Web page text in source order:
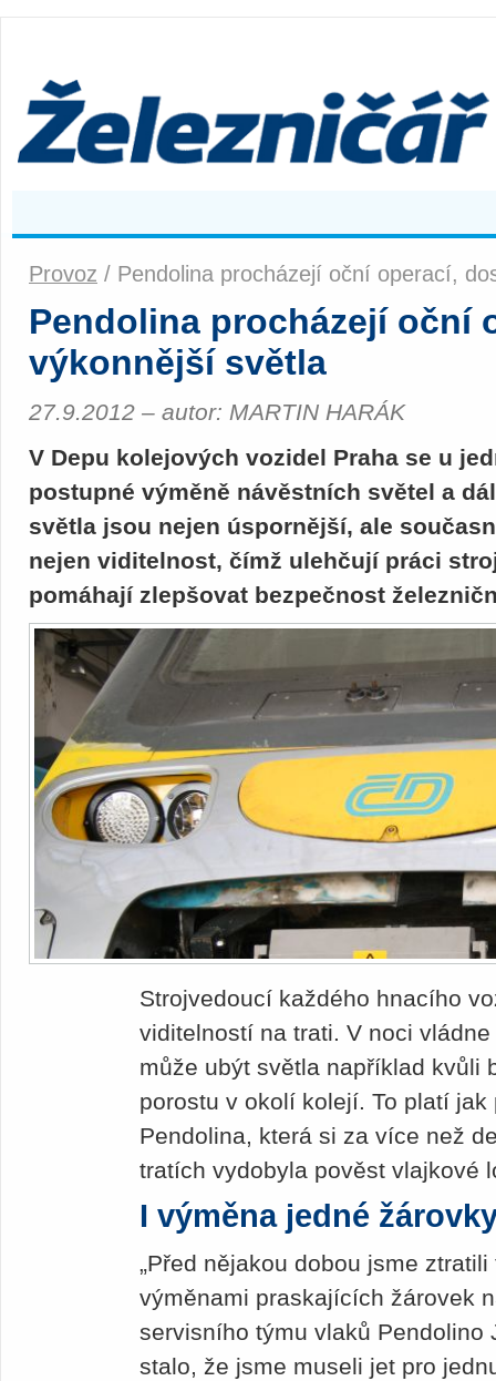
Provoz / Pendolina procházejí oční operací,
Pendolina procházejí oční
výkonnější světla
27.9.2012 – autor: MARTIN HARÁK
V Depu kolejových vozidel Praha se u
postupné výměně návěstních světel a
světla jsou nejen úspornější, ale
nejen viditelnost, čímž ulehčují práci
pomáhají zlepšovat bezpečnost
Strojvedoucí každého hnacího
viditelností na trati. V noci
může ubýt světla například kvůli
porostu v okolí kolejí. To platí
Pendolina, která si za více než
tratích vydobyla pověst vlajkové
I výměna jedné
„Před nějakou dobou jsme
výměnami praskajících žárovek
servisního týmu vlaků Pendolino
stalo, že jsme museli jet pro